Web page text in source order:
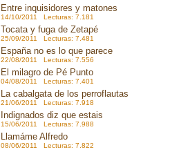
Entre inquisidores y matones
14/10/2011 Lecturas: 7.181
Tocata y fuga de Zetapé
25/09/2011 Lecturas: 7.481
España no es lo que parece
22/08/2011 Lecturas: 7.556
El milagro de Pé Punto
04/08/2011 Lecturas: 7.401
La cabalgata de los perroflautas
21/06/2011 Lecturas: 7.918
Indignados diz que estais
15/06/2011 Lecturas: 7.988
Llamáme Alfredo
08/06/2011 Lecturas: 7.822